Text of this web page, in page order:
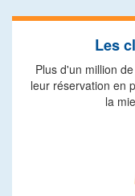
Les
Plus d'un million
leur réservation en
la